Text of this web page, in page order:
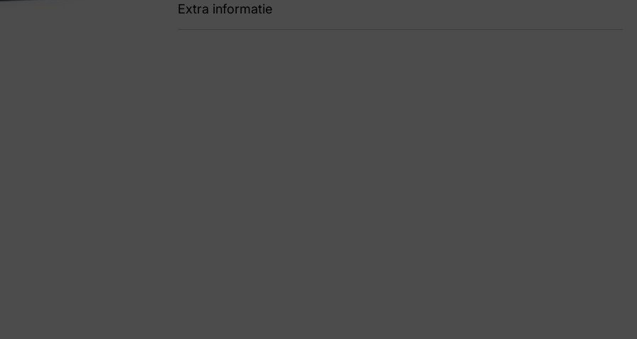
Extra informatie